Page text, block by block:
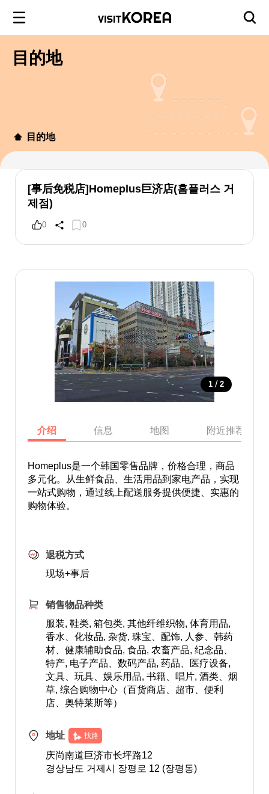
目的地
目的地
[事后免税店]Homeplus巨济店(홈플러스 거
제점)
0 0
1 / 2
介绍 信息 地图 附近推荐景点
Homeplus是一个韩国零售品牌，价格合理，商品
多元化。从生鲜食品、生活用品到家电产品，实现
一站式购物，通过线上配送服务提供便捷、实惠的
购物体验。
退税方式
现场+事后
销售物品种类
服装, 鞋类, 箱包类, 其他纤维织物, 体育用品,
香水、化妆品, 杂货, 珠宝、配饰, 人参、韩药
材、健康辅助食品, 食品, 农畜产品, 纪念品、
特产, 电子产品、数码产品, 药品、医疗设备,
文具、玩具、娱乐用品, 书籍、唱片, 酒类、烟
草, 综合购物中心（百货商店、超市、便利
店、奥特莱斯等）
地址 找路
庆尚南道巨济市长坪路12
경상남도 거제시 장평로 12 (장평동)